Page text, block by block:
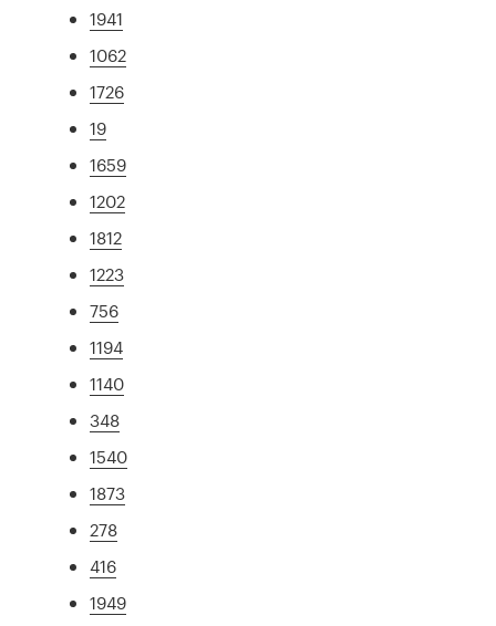
1941
1062
1726
19
1659
1202
1812
1223
756
1194
1140
348
1540
1873
278
416
1949